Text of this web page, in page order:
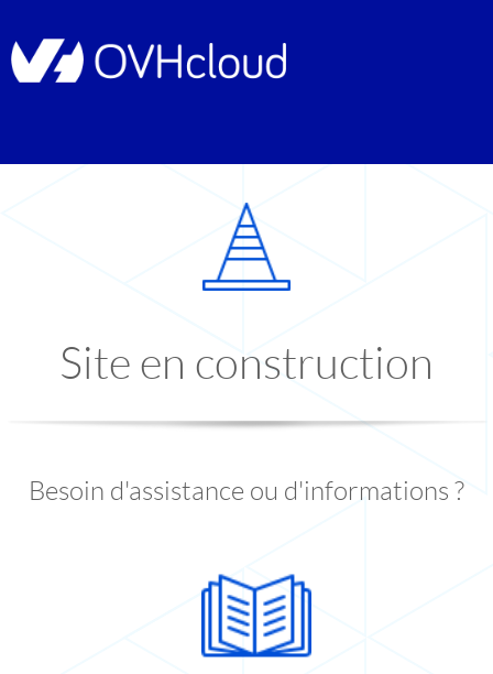
Site en construction
Besoin d'assistance ou d'informations ?